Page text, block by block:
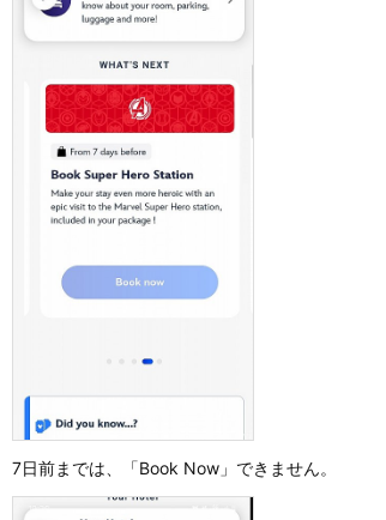
7日前までは、「Book Now」できません。